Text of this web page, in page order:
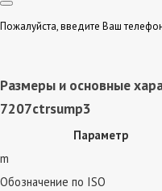
Пожалуйста, введите Ваш
Размеры и основные
7207ctrsump3
Параметр
m
Обозначение по ISO